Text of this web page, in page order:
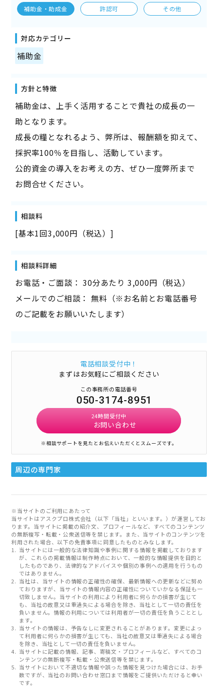
補助金・助成金 許認可 その他
対応カテゴリー
補助金
方針と特徴
補助金は、上手く活用することで貴社の成長の一
助となります。
成長の糧となれるよう、弊所は、報酬額を抑えて、
採択率100％を目指し、活動しています。
公的資金の導入をお考えの方、ぜひ一度弊所まで
お問合せください。
相談料
[基本1回3,000円（税込）]
相談料詳細
お電話・ご面談： 30分あたり 3,000円（税込）
メールでのご相談： 無料（※お名前とお電話番号
のご記載をお願いいたします）
電話相談受付中！
まずはお気軽にご相談ください
この事務所の電話番号
050-3174-8951
24時間受付中
お問い合わせ
※相談サポートを見たとお伝えいただくとスムーズです。
周辺の専門家
※当サイトのご利用にあたって
当サイトはアスクプロ株式会社（以下「当社」といいます。）が運営してお
ります。当サイトに掲載の紹介文、プロフィールなど、すべてのコンテンツ
の無断複写・転載・公衆送信等を禁じます。また、当サイトのコンテンツを
利用された場合、以下の免責事項に同意したものとみなします。
当サイトには一般的な法律知識や事例に関する情報を掲載しております
が、これらの掲載情報は制作時点において、一般的な情報提供を目的と
したものであり、法律的なアドバイスや個別の事例への適用を行うもの
ではありません。
当社は、当サイトの情報の正確性の確保、最新情報への更新などに努め
ておりますが、当サイトの情報内容の正確性についていかなる保証も一
切致しません。当サイトの利用により利用者に何らかの損害が生じて
も、当社の故意又は重過失による場合を除き、当社として一切の責任を
負いません。情報の利用については利用者が一切の責任を負うこととし
ます。
当サイトの情報は、予告なしに変更されることがあります。変更によっ
て利用者に何らかの損害が生じても、当社の故意又は重過失による場合
を除き、当社として一切の責任を負いません。
当サイトに記載の情報、記事、寄稿文・プロフィールなど、すべてのコ
ンテンツの無断複写・転載・公衆送信等を禁じます。
当サイトにおいて不適切な情報や誤った情報を見つけた場合には、お手
数ですが、当社のお問い合わせ窓口まで情報をご提供いただけると幸い
です。